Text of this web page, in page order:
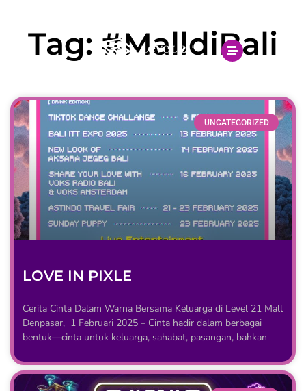
Tag: #MalldiBali
UNCATEGORIZED
LOVE IN PIXLE
Cerita Cinta Dalam Warna Bersama Keluarga di Level 21 Mall
Denpasar, 1 Februari 2025 – Cinta hadir dalam berbagai
bentuk—cinta untuk keluarga, sahabat, pasangan, bahkan